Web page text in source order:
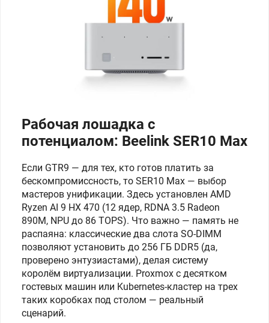
Рабочая лошадка с
потенциалом: Beelink SER10 Max
Если GTR9 — для тех, кто готов платить за
бескомпромиссность, то SER10 Max — выбор
мастеров унификации. Здесь установлен AMD
Ryzen AI 9 HX 470 (12 ядер, RDNA 3.5 Radeon
890M, NPU до 86 TOPS). Что важно — память не
распаяна: классические два слота SO-DIMM
позволяют установить до 256 ГБ DDR5 (да,
проверено энтузиастами), делая систему
королём виртуализации. Proxmox с десятком
гостевых машин или Kubernetes-кластер на трех
таких коробках под столом — реальный
сценарий.